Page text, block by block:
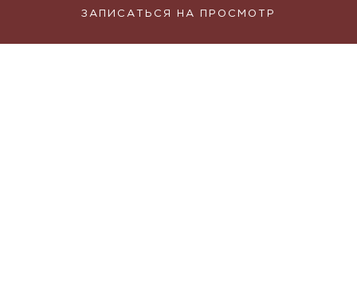
ЗАПИСАТЬСЯ НА ПРОСМОТР